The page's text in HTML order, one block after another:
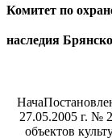
Комитет по
наследия
Нача
27.05.2005 г. №
объектов